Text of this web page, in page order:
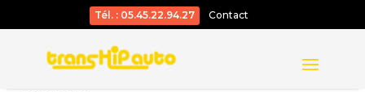
Tél. : 05.45.22.94.27 Contact